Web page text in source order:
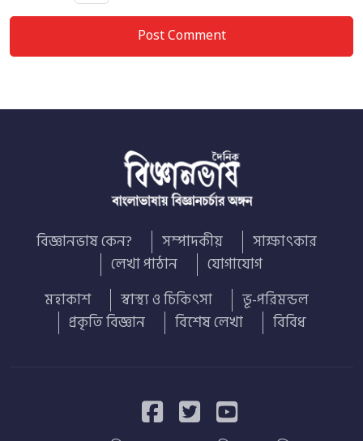
বিজ্ঞানভাষ কেন? সম্পাদকীয়
সাক্ষাৎকার
লেখা পাঠান
যোগাযোগ
মহাকাশ
স্বাস্থ্য ও চিকিৎসা
ভূ-পরিমন্ডল
প্রকৃতি বিজ্ঞান
বিশেষ লেখা বিবিধ